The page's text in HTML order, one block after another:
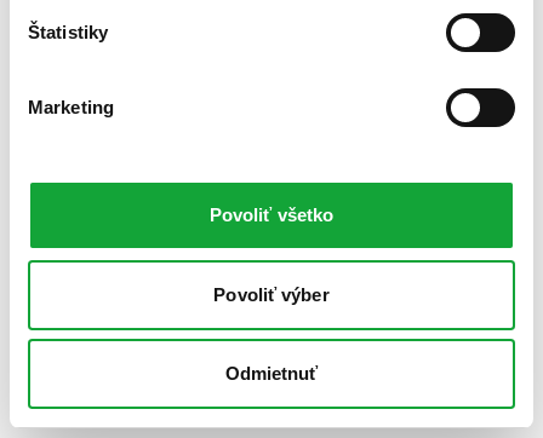
Štatistiky
Marketing
Povoliť všetko
Povoliť výber
Odmietnuť